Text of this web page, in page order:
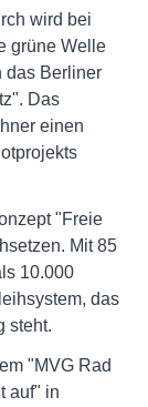
wird bei
grüne Welle
das Berliner
Das
einen
"Freie
Mit 85
10.000
das
steht.
"MVG Rad
auf" in